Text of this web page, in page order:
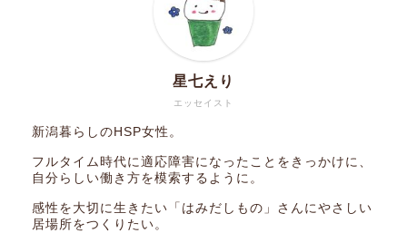
エッセイスト
星七えり
新潟暮らしのHSP女性。
フルタイム時代に適応障害になったことをきっかけに、
自分らしい働き方を模索するように。
感性を大切に生きたい「はみだしもの」さんにやさしい
居場所をつくりたい。